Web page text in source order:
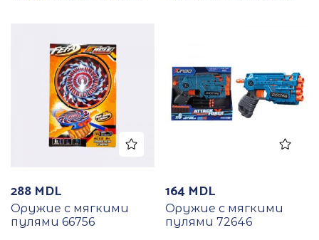
288 MDL
Оружие с мягкими
пулями 66756
164 MDL
Оружие с мягкими
пулями 72646